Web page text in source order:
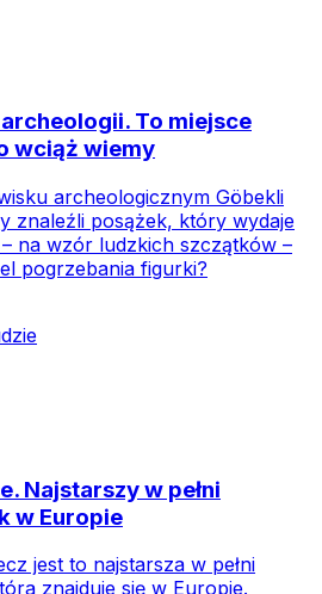
To miejsce
wciąż wiemy
archeologicznym Göbekli
znaleźli posążek, który wydaje
na wzór ludzkich szczątków –
pogrzebania figurki?
Najstarszy w pełni
w Europie
jest to najstarsza w pełni
znajduje się w Europie.